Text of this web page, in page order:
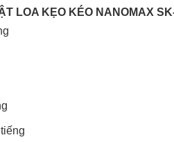
LOA KẸO KÉO NANOMAX